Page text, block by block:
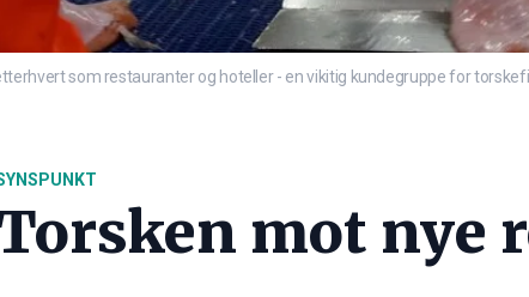
som restauranter og hoteller - en vikitig kundegruppe for
mot nye